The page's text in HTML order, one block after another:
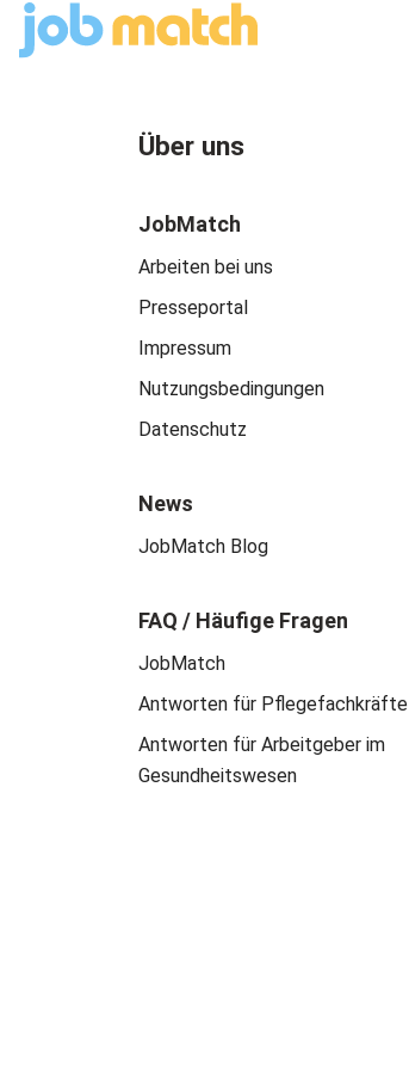
Über uns
JobMatch
Arbeiten bei uns
Presseportal
Impressum
Nutzungsbedingungen
Datenschutz
News
JobMatch Blog
FAQ / Häufige Fragen
JobMatch
Antworten für Pflegefachkräfte
Antworten für Arbeitgeber im
Gesundheitswesen